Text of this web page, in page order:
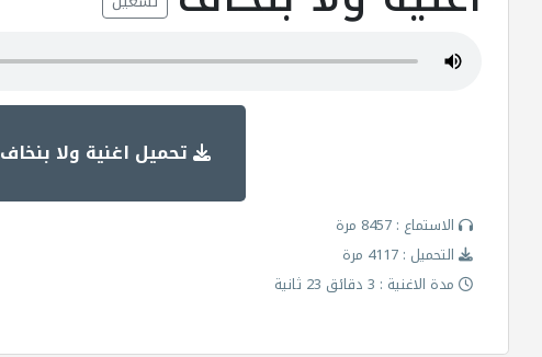
تحميل اغنية ولا بنخاف
الاستماع : 8457 مرة
التحميل : 4117 مرة
مدة الاغنية : 3 دقائق 23 ثانية